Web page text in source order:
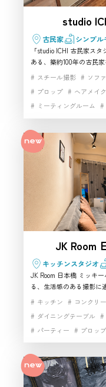
studio
古民家 シンプル
「studio ICHI 古民家ス
ある、築約100年の古民
畳や障子、襖、木製建具
チンを備え、襖を外して
ートレート、コスプレ、
おり、中央区で本格的
タジオです。
スチール撮影 ソファ
プロップ
ヘアメイク
ミーティングルーム
動画撮影
外観撮影
日本家屋
昭和レト
歴史的建築
歴史的
駅近 高速イ
JK Room
キッチンスタジオ
JK Room 日本橋 ミッキ
る、生活感のある撮影に
場町駅から徒歩3分で、
画、ゲームなど、自宅
ます。YouTube、ライブ
テーマにした写真・動画
でき、中央区で少人数
です。
キッチン コンクリ
ダイニングテーブル
パーティー
プロップ
家具・小物充実
家
男性一人暮らし
白壁
雑貨
雑貨豊富